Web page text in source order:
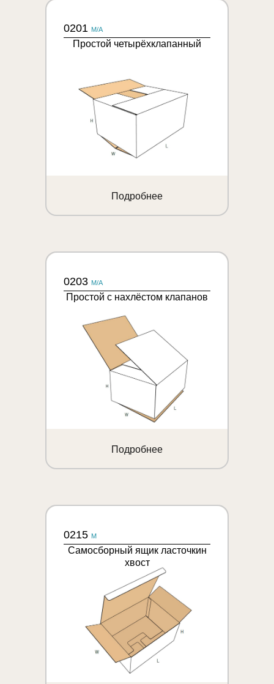
0201 M/A
Простой четырёхклапанный
Подробнее
0203 M/A
Простой с нахлёстом клапанов
Подробнее
0215 M
Самосборный ящик ласточкин
хвост